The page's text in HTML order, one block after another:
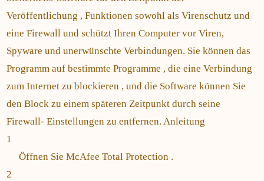
Veröffentlichung , Funktionen sowohl als Virenschutz und
eine Firewall und schützt Ihren Computer vor Viren,
Spyware und unerwünschte Verbindungen. Sie können das
Programm auf bestimmte Programme , die eine Verbindung
zum Internet zu blockieren , und die Software können Sie
den Block zu einem späteren Zeitpunkt durch seine
Firewall- Einstellungen zu entfernen. Anleitung
1
Öffnen Sie McAfee Total Protection .
2